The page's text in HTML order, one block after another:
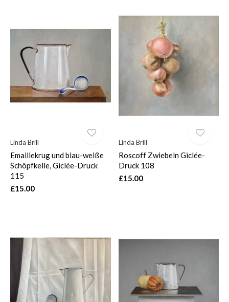
Linda Brill
Emaillekrug und blau-weiße
Schöpfkelle, Giclée-Druck
115
£15.00
Linda Brill
Roscoff Zwiebeln Giclée-
Druck 108
£15.00